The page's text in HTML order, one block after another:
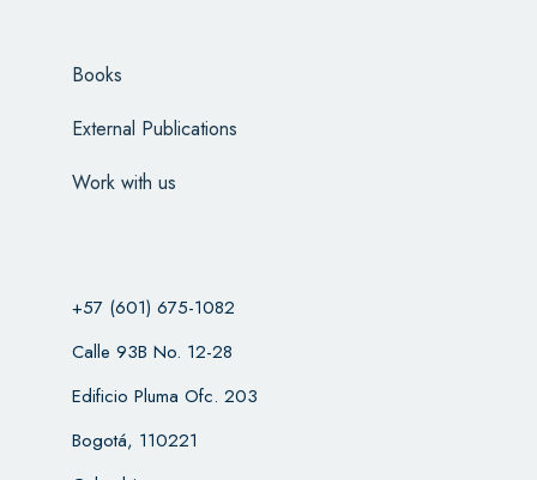
Books
External Publications
Work with us
+57 (601) 675-1082
Calle 93B No. 12-28
Edificio Pluma Ofc. 203
Bogotá, 110221